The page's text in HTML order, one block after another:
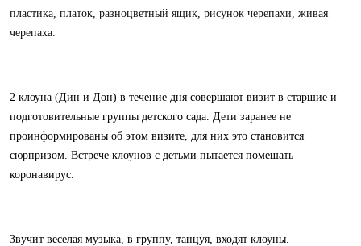
пластика, платок, разноцветный ящик, рисунок черепахи, живая
черепаха.
2 клоуна (Дин и Дон) в течение дня совершают визит в старшие и
подготовительные группы детского сада. Дети заранее не
проинформированы об этом визите, для них это становится
сюрпризом. Встрече клоунов с детьми пытается помешать
коронавирус.
Звучит веселая музыка, в группу, танцуя, входят клоуны.